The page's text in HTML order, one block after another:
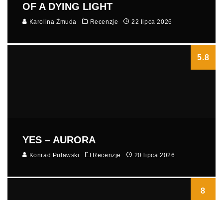
OF A DYING LIGHT
Karolina Żmuda Recenzje 22 lipca 2026
5.8
YES – AURORA
Konrad Puławski Recenzje 20 lipca 2026
8